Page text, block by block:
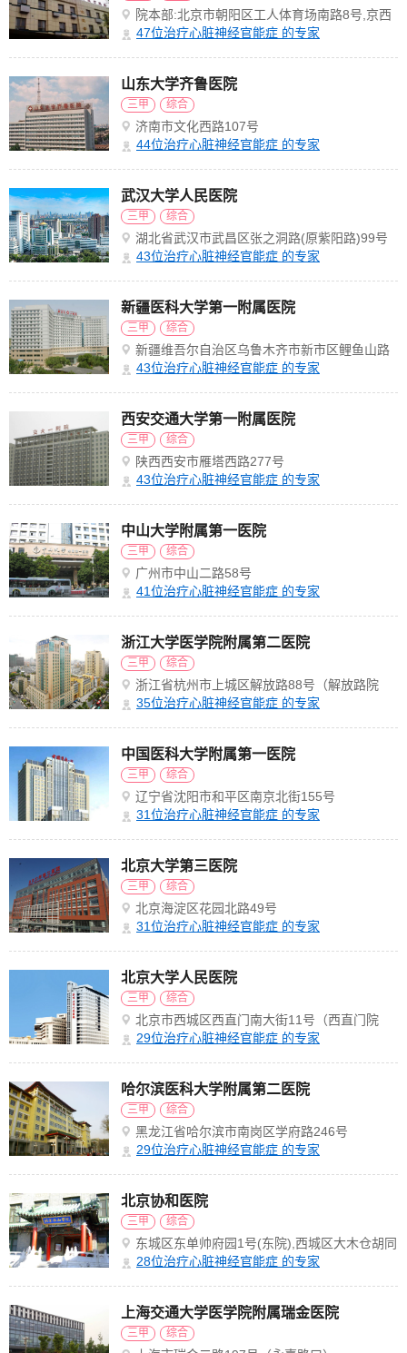
院本部:北京市朝阳区工人体育场南路8号,京西
院区:石景山区京原路5号
47位治疗心脏神经官能症 的专家
山东大学齐鲁医院
三甲 综合
济南市文化西路107号
44位治疗心脏神经官能症 的专家
武汉大学人民医院
三甲 综合
湖北省武汉市武昌区张之洞路(原紫阳路)99号
解放路238号
43位治疗心脏神经官能症 的专家
新疆医科大学第一附属医院
三甲 综合
新疆维吾尔自治区乌鲁木齐市新市区鲤鱼山路
137号
43位治疗心脏神经官能症 的专家
西安交通大学第一附属医院
三甲 综合
陕西西安市雁塔西路277号
43位治疗心脏神经官能症 的专家
中山大学附属第一医院
三甲 综合
广州市中山二路58号
41位治疗心脏神经官能症 的专家
浙江大学医学院附属第二医院
三甲 综合
浙江省杭州市上城区解放路88号（解放路院
区）
35位治疗心脏神经官能症 的专家
中国医科大学附属第一医院
三甲 综合
辽宁省沈阳市和平区南京北街155号
31位治疗心脏神经官能症 的专家
北京大学第三医院
三甲 综合
北京海淀区花园北路49号
31位治疗心脏神经官能症 的专家
北京大学人民医院
三甲 综合
北京市西城区西直门南大街11号（西直门院
区）
29位治疗心脏神经官能症 的专家
哈尔滨医科大学附属第二医院
三甲 综合
黑龙江省哈尔滨市南岗区学府路246号
29位治疗心脏神经官能症 的专家
北京协和医院
三甲 综合
东城区东单帅府园1号(东院),西城区大木仓胡同
41号(西院)
28位治疗心脏神经官能症 的专家
上海交通大学医学院附属瑞金医院
三甲 综合